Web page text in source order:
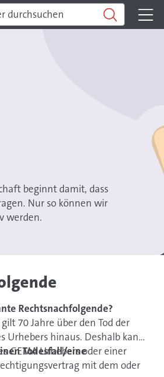
beginnt damit, dass
Nur so können wir
werden.
Rechtsnachfolgende?
70 Jahre über den Tod der
Urhebers hinaus. Deshalb kann
GEMA Urhebers oder einer
mit dem oder
Todesfall/eine